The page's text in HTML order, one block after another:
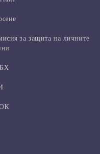
за защита на личните